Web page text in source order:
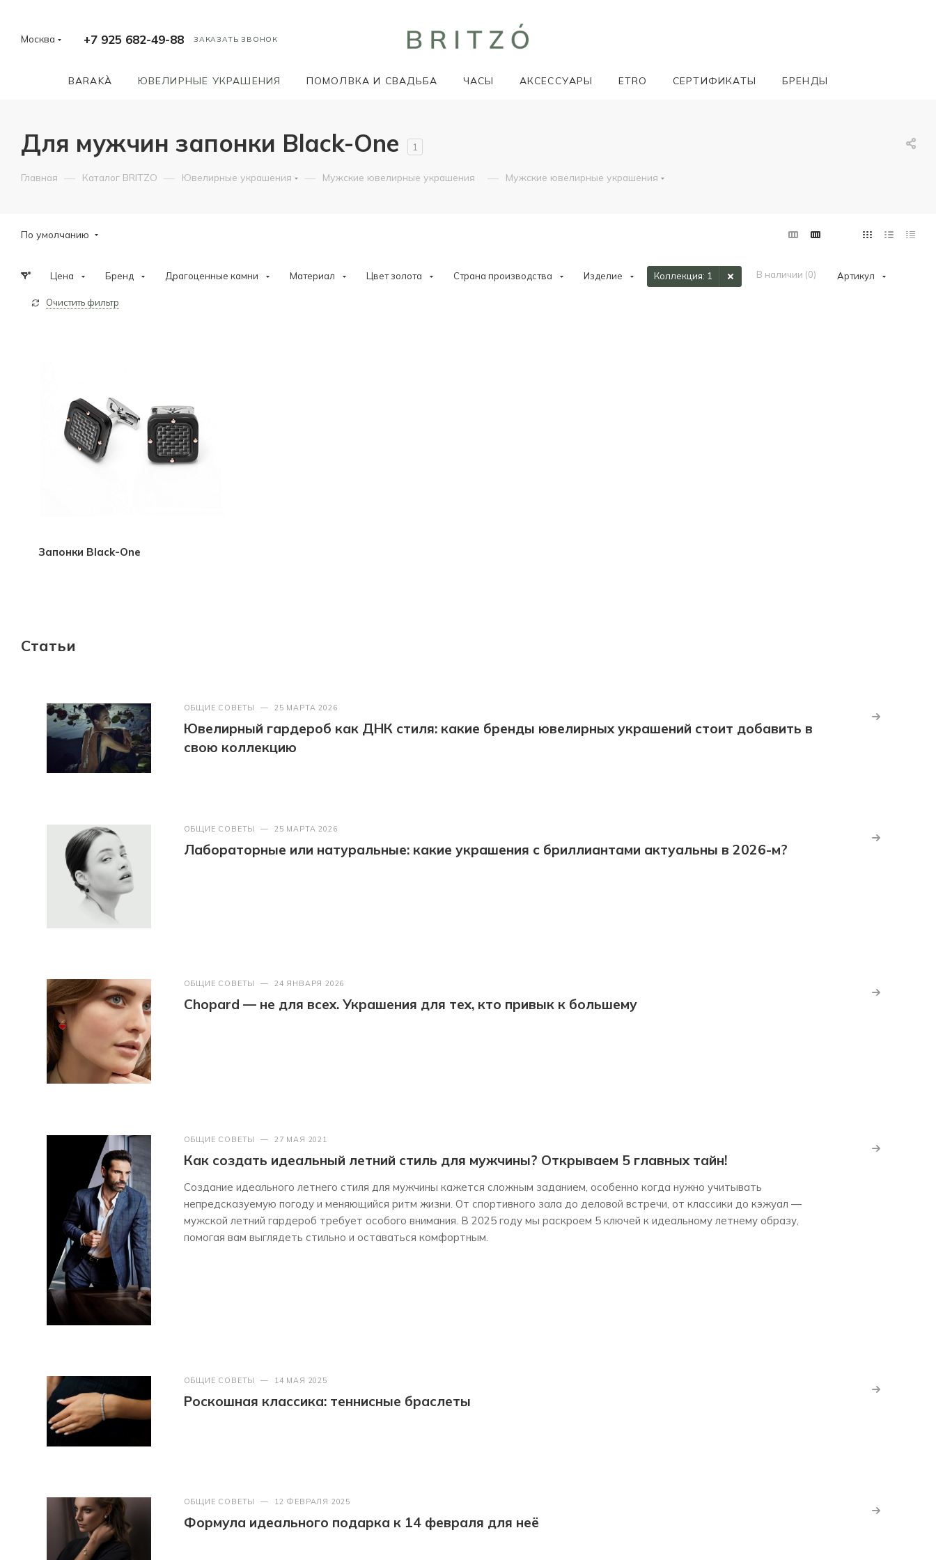
Москва +7 925 682-49-88 ЗАКАЗАТЬ ЗВОНОК
BARAKÀ ЮВЕЛИРНЫЕ УКРАШЕНИЯ ПОМОЛВКА И СВАДЬБА ЧАСЫ АКСЕССУАРЫ ETRO СЕРТИФИКАТЫ БРЕНДЫ
Для мужчин запонки Black-One 1
Главная — Каталог BRITZO — Ювелирные украшения — Мужские ювелирные украшения — Мужские ювелирные украшения
По умолчанию
Цена Бренд Драгоценные камни Материал Цвет золота Страна производства Изделие Коллекция: 1 В наличии (0) Артикул
Очистить фильтр
Запонки Black-One
Статьи
ОБЩИЕ СОВЕТЫ — 25 МАРТА 2026
Ювелирный гардероб как ДНК стиля: какие бренды ювелирных украшений стоит добавить в
свою коллекцию
ОБЩИЕ СОВЕТЫ — 25 МАРТА 2026
Лабораторные или натуральные: какие украшения с бриллиантами актуальны в 2026-м?
ОБЩИЕ СОВЕТЫ — 24 ЯНВАРЯ 2026
Chopard — не для всех. Украшения для тех, кто привык к большему
ОБЩИЕ СОВЕТЫ — 27 МАЯ 2021
Как создать идеальный летний стиль для мужчины? Открываем 5 главных тайн!
Создание идеального летнего стиля для мужчины кажется сложным заданием, особенно когда нужно учитывать
непредсказуемую погоду и меняющийся ритм жизни. От спортивного зала до деловой встречи, от классики до кэжуал —
мужской летний гардероб требует особого внимания. В 2025 году мы раскроем 5 ключей к идеальному летнему образу,
помогая вам выглядеть стильно и оставаться комфортным.
ОБЩИЕ СОВЕТЫ — 14 МАЯ 2025
Роскошная классика: теннисные браслеты
ОБЩИЕ СОВЕТЫ — 12 ФЕВРАЛЯ 2025
Формула идеального подарка к 14 февраля для неё